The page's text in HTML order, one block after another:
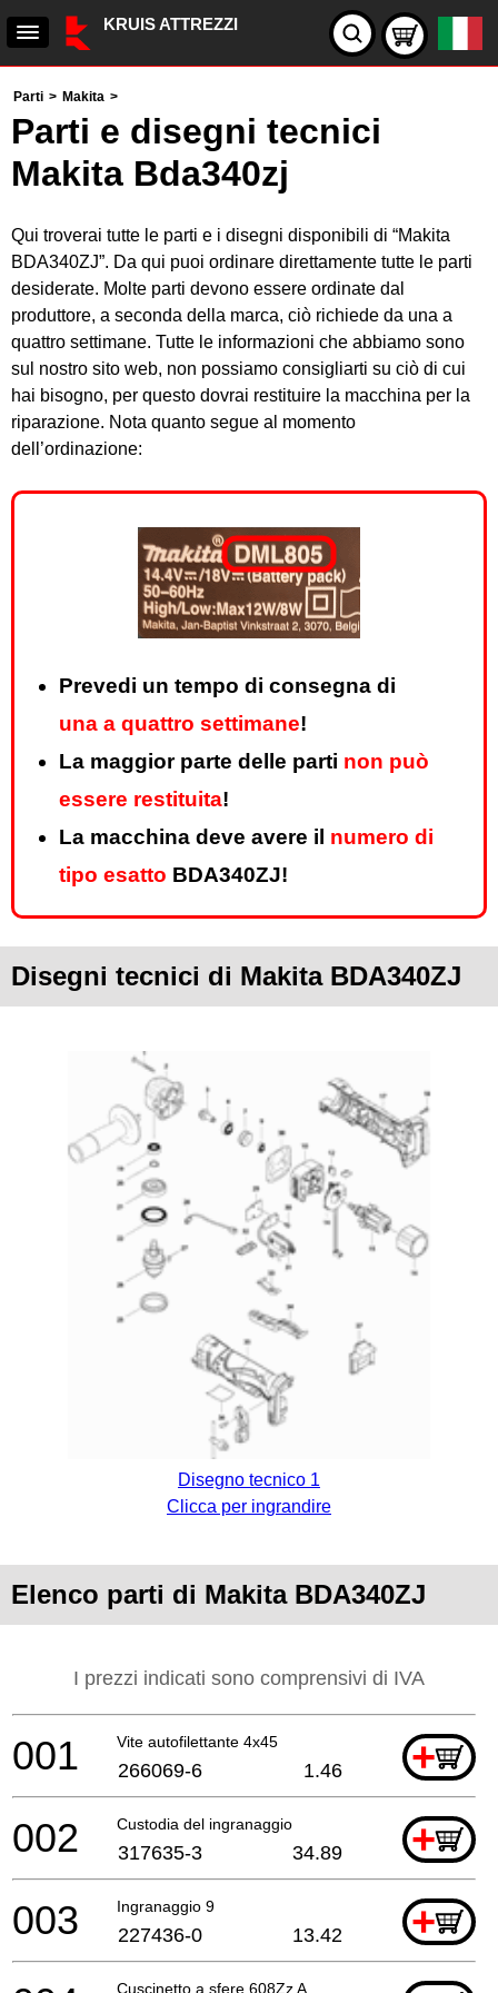
KRUIS ATTREZZI
Parti > Makita >
Parti e disegni tecnici
Makita Bda340zj
Qui troverai tutte le parti e i disegni disponibili di “Makita
BDA340ZJ”. Da qui puoi ordinare direttamente tutte le parti
desiderate. Molte parti devono essere ordinate dal
produttore, a seconda della marca, ciò richiede da una a
quattro settimane. Tutte le informazioni che abbiamo sono
sul nostro sito web, non possiamo consigliarti su ciò di cui
hai bisogno, per questo dovrai restituire la macchina per la
riparazione. Nota quanto segue al momento
dell’ordinazione:
Prevedi un tempo di consegna di
una a quattro settimane!
La maggior parte delle parti non può
essere restituita!
La macchina deve avere il numero di
tipo esatto BDA340ZJ!
Disegni tecnici di Makita BDA340ZJ
Disegno tecnico 1
Clicca per ingrandire
Elenco parti di Makita BDA340ZJ
I prezzi indicati sono comprensivi di IVA
Vite autofilettante 4x45 +
001 266069-6 1.46
Custodia del ingranaggio +
002 317635-3 34.89
Ingranaggio 9 +
003 227436-0 13.42
Cuscinetto a sfere 608Zz A